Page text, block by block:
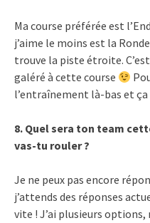
Ma course préférée est
j’aime le moins est la
trouve la piste étroite.
galéré à cette course
l’entraînement là-bas et
8. Quel sera ton team
vas-tu rouler ?
Je ne peux pas encore
j’attends des réponses
vite ! J’ai plusieurs